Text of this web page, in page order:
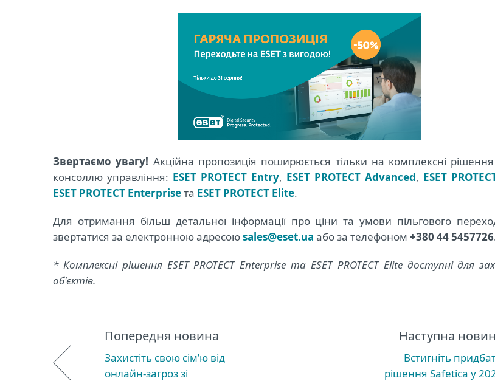
Звертаємо увагу! Акційна пропозиція поширюється тільки на комплексні
консоллю управління: ESET PROTECT Entry, ESET PROTECT Advanced, ESET
ESET PROTECT Enterpriseта ESET PROTECT Elite.
Для отримання більш детальної інформації про ціни та умови пільгового
звертатися за електронною адресоюsales@eset.ua або за телефоном +380 44 5457726
* Комплексні рішення ESET PROTECT Enterprise та ESET PROTECT Elite доступні для
об'єктів.
Попередня новина
Захистіть свою сім’ю від
онлайн-загроз зі
Наступна
Встигніть
рішення Safetica у